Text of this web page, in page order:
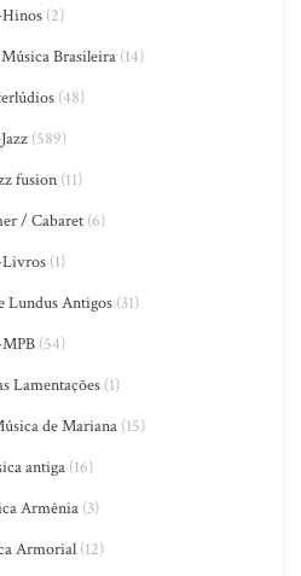
(2)
Brasileira(14)
(48)
(589)
fusion(11)
/ Cabaret (6)
(1)
Lundus Antigos (31)
(54)
Lamentações (1)
de Mariana(15)
antiga (16)
Armênia(3)
Armorial(12)